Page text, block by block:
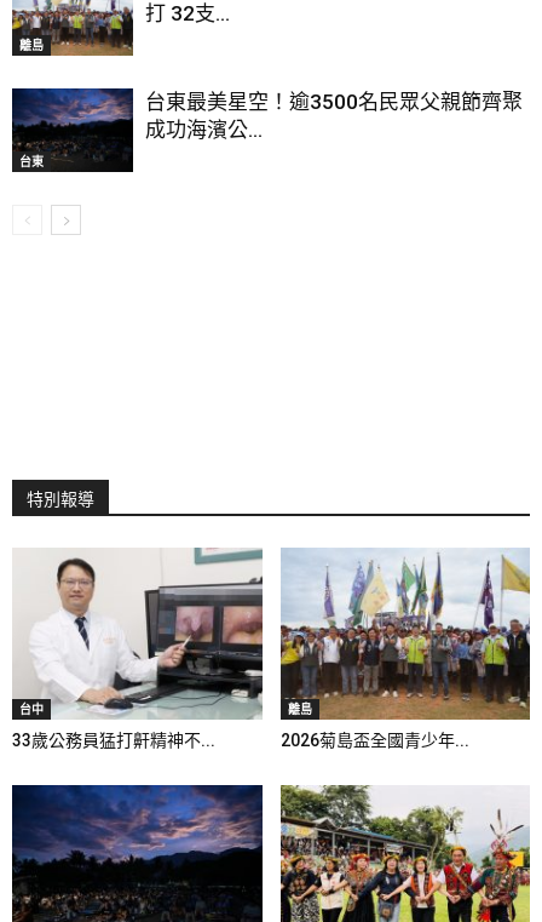
離島
打 32支...
台東
台東最美星空！逾3500名民眾父親節齊聚
成功海濱公...
特別報導
台中
33歲公務員猛打鼾精神不...
離島
2026菊島盃全國青少年...